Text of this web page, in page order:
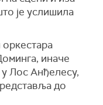
је услишила
иначе
Лос Анђелесу,
до